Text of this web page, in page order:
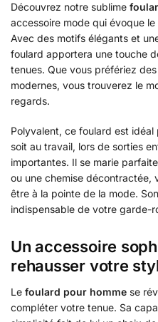
Découvrez notre sublime
accessoire mode qui évoque
Avec des motifs élégants et
foulard apportera une touche
tenues. Que vous préfériez
modernes, vous trouverez le
regards.
Polyvalent, ce foulard est
soit au travail, lors de sorties
importantes. Il se marie
ou une chemise décontractée,
être à la pointe de la mode.
indispensable de votre garde-
Un accessoire
rehausser votre
Le foulard pour homme se
compléter votre tenue. Sa